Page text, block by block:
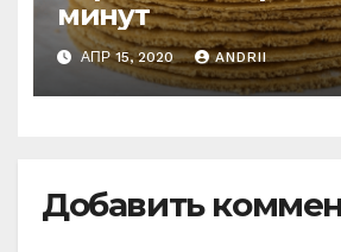
минут
АПР 15, 2020 ANDRII
Добавить